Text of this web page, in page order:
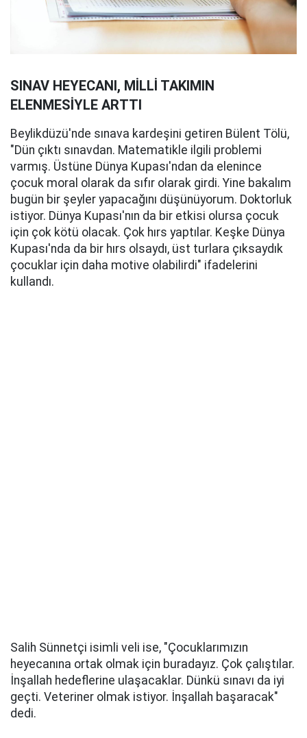
SINAV HEYECANI, MİLLİ TAKIMIN
ELENMESİYLE ARTTI
Beylikdüzü'nde sınava kardeşini getiren Bülent Tölü,
"Dün çıktı sınavdan. Matematikle ilgili problemi
varmış. Üstüne Dünya Kupası'ndan da elenince
çocuk moral olarak da sıfır olarak girdi. Yine bakalım
bugün bir şeyler yapacağını düşünüyorum. Doktorluk
istiyor. Dünya Kupası'nın da bir etkisi olursa çocuk
için çok kötü olacak. Çok hırs yaptılar. Keşke Dünya
Kupası'nda da bir hırs olsaydı, üst turlara çıksaydık
çocuklar için daha motive olabilirdi" ifadelerini
kullandı.
Salih Sünnetçi isimli veli ise, "Çocuklarımızın
heyecanına ortak olmak için buradayız. Çok çalıştılar.
İnşallah hedeflerine ulaşacaklar. Dünkü sınavı da iyi
geçti. Veteriner olmak istiyor. İnşallah başaracak"
dedi.